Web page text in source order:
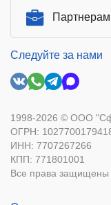
Партнерам
Следуйте за нами
1998-2026 © ООО
ОГРН:
ИНН: 7707267266
КПП: 771801001
Все права защищены